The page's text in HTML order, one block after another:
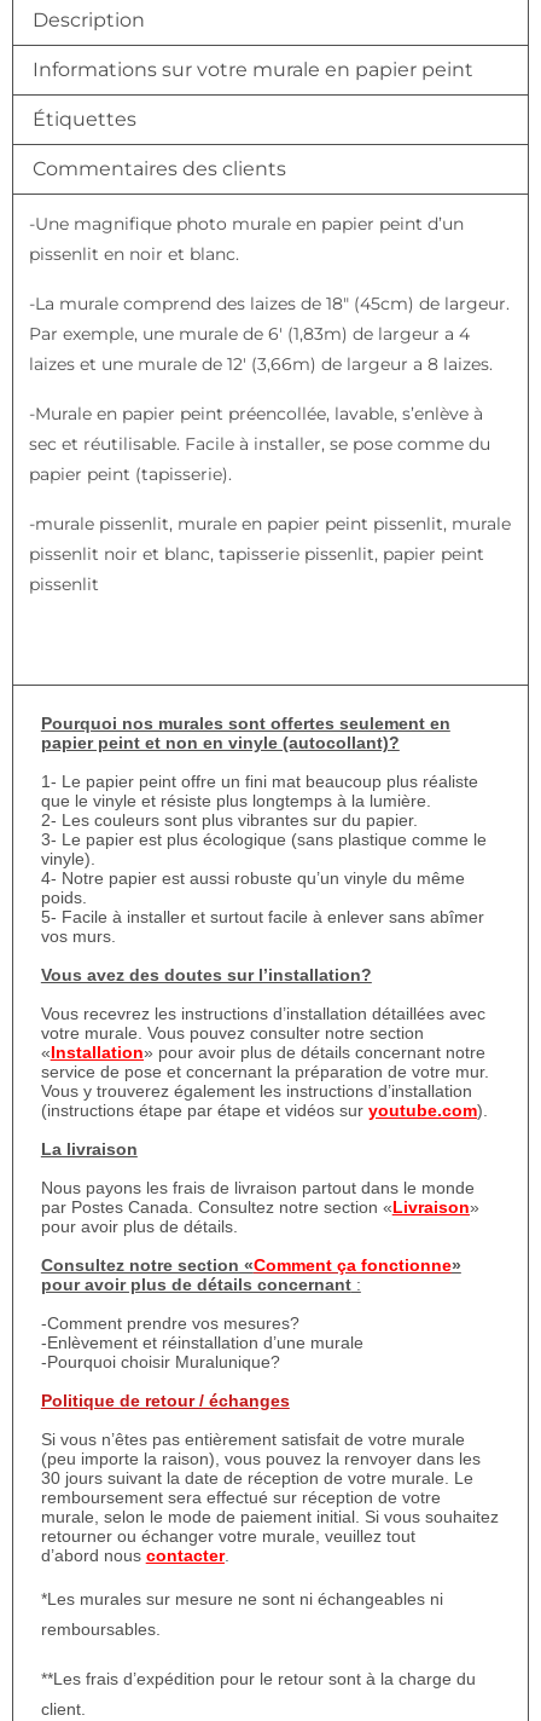
Description
Informations sur votre murale en papier peint
Étiquettes
Commentaires des clients
-Une magnifique photo murale en papier peint d’un
pissenlit en noir et blanc.
-La murale comprend des laizes de 18″ (45cm) de largeur.
Par exemple, une murale de 6′ (1,83m) de largeur a 4
laizes et une murale de 12′ (3,66m) de largeur a 8 laizes.
-Murale en papier peint préencollée, lavable, s’enlève à
sec et réutilisable. Facile à installer, se pose comme du
papier peint (tapisserie).
-murale pissenlit, murale en papier peint pissenlit, murale
pissenlit noir et blanc, tapisserie pissenlit, papier peint
pissenlit
Pourquoi nos murales sont offertes seulement en
papier peint et non en vinyle (autocollant)?
1- Le papier peint offre un fini mat beaucoup plus réaliste
que le vinyle et résiste plus longtemps à la lumière.
2- Les couleurs sont plus vibrantes sur du papier.
3- Le papier est plus écologique (sans plastique comme le
vinyle).
4- Notre papier est aussi robuste qu’un vinyle du même
poids.
5- Facile à installer et surtout facile à enlever sans abîmer
vos murs.
Vous avez des doutes sur l’installation?
Vous recevrez les instructions d’installation détaillées avec
votre murale. Vous pouvez consulter notre section
«Installation» pour avoir plus de détails concernant notre
service de pose et concernant la préparation de votre mur.
Vous y trouverez également les instructions d’installation
(instructions étape par étape et vidéos sur youtube.com).
La livraison
Nous payons les frais de livraison partout dans le monde
par Postes Canada. Consultez notre section «Livraison»
pour avoir plus de détails.
Consultez notre section «Comment ça fonctionne»
pour avoir plus de détails concernant:
-Comment prendre vos mesures?
-Enlèvement et réinstallation d’une murale
-Pourquoi choisir Muralunique?
Politique de retour / échanges
Si vous n’êtes pas entièrement satisfait de votre murale
(peu importe la raison), vous pouvez la renvoyer dans les
30 jours suivant la date de réception de votre murale. Le
remboursement sera effectué sur réception de votre
murale, selon le mode de paiement initial. Si vous souhaitez
retourner ou échanger votre murale, veuillez tout
d’abord nous contacter.
*Les murales sur mesure ne sont ni échangeables ni
remboursables.
**Les frais d’expédition pour le retour sont à la charge du
client.